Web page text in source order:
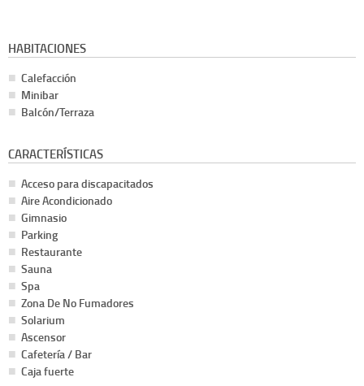
HABITACIONES
Calefacción
Minibar
Balcón/Terraza
CARACTERÍSTICAS
Acceso para discapacitados
Aire Acondicionado
Gimnasio
Parking
Restaurante
Sauna
Spa
Zona De No Fumadores
Solarium
Ascensor
Cafetería / Bar
Caja fuerte